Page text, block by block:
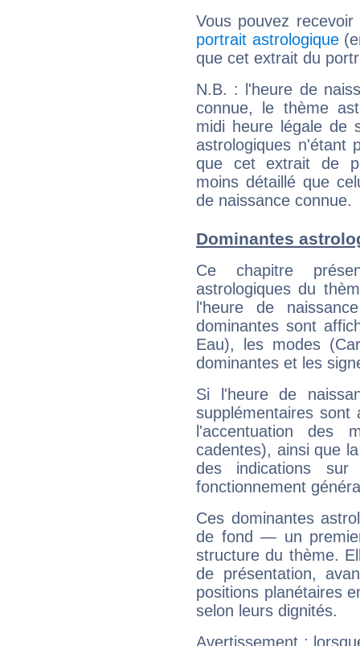
Vous pouvez
portrait astrologique
que cet extrait du
N.B. : l'heure de
connue, le thème
midi heure légale de
astrologiques n'étant
que cet extrait de
moins détaillé que
de naissance connue.
Dominantes
Ce chapitre
astrologiques du
l'heure de
dominantes sont
Eau), les modes
dominantes et les
Si l'heure de
supplémentaires sont
l'accentuation des
cadentes), ainsi que
des indications sur
fonctionnement
Ces dominantes
de fond — un
structure du thème.
de présentation,
positions planétaires
selon leurs dignités.
Avertissement :